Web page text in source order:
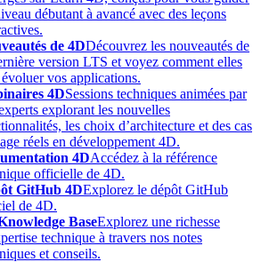
débutant à avancé avec des leçons
de 4DDécouvrez les nouveautés de
version LTS et voyez comment elles
vos applications.
4DSessions techniques animées par
explorant les nouvelles
les choix d’architecture et des cas
réels en développement 4D.
4DAccédez à la référence
officielle de 4D.
GitHub 4DExplorez le dépôt GitHub
de 4D.
BaseExplorez une richesse
technique à travers nos notes
et conseils.